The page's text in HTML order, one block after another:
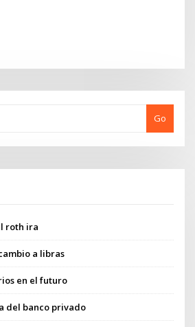
Go
roth ira
a libras
en el futuro
del banco privado